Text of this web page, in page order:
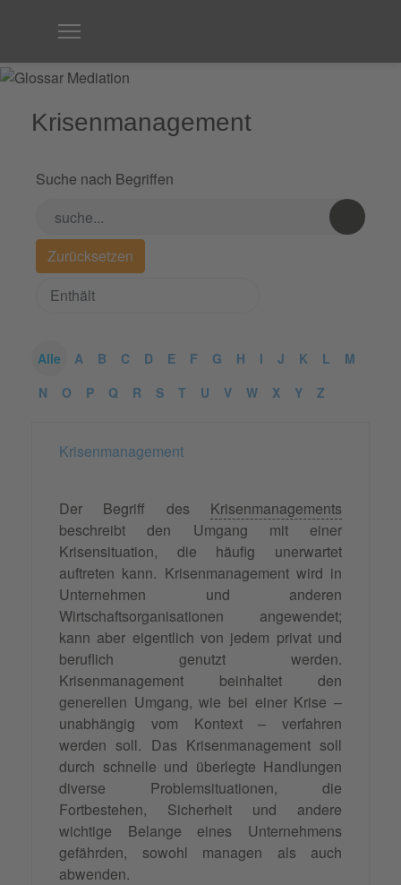
Krisenmanagement
Suche nach Begriffen
Alle A B C D E F G H I J K L
M
N
O P Q R S T U V W X Y Z
Krisenmanagement
Der Begriff des Krisenmanagements
beschreibt den Umgang mit einer
Krisensituation, die häufig unerwartet
auftreten kann. Krisenmanagement wird in
Unternehmen und anderen
Wirtschaftsorganisationen angewendet;
kann aber eigentlich von jedem privat und
beruflich genutzt werden.
Krisenmanagement beinhaltet den
generellen Umgang, wie bei einer Krise –
unabhängig vom Kontext – verfahren
werden soll. Das Krisenmanagement soll
durch schnelle und überlegte Handlungen
diverse Problemsituationen, die
Fortbestehen, Sicherheit und andere
wichtige Belange eines Unternehmens
gefährden, sowohl managen als auch
abwenden.